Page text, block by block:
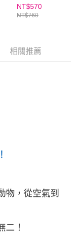
圖鑑（共2書）★
爸爸推薦品項
NT$570
NT$760
相關推薦
物，從空氣到
二！